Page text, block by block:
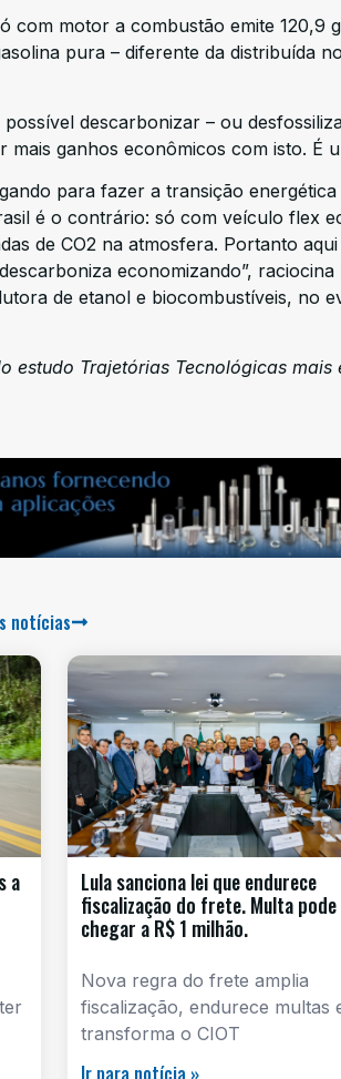
com motor a combustão emite 120,9
pura – diferente da distribuída
descarbonizar – ou
mais ganhos econômicos com isto. É
para fazer a transição
é o contrário: só com veículo flex
de CO2 na atmosfera. Portanto
economizando”,
de etanol e biocombustíveis, no
estudo Trajetórias Tecnológicas
notícias
a
Lula sanciona lei que endurece
fiscalização do frete. Multa pode
chegar a R$ 1 milhão.
Nova regra do frete amplia
fiscalização, endurece multas
transforma o CIOT